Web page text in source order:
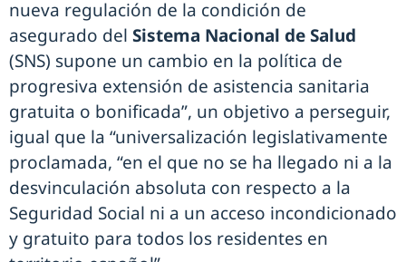
nueva regulación de la condición de
asegurado del Sistema Nacional de Salud
(SNS) supone un cambio en la política de
progresiva extensión de asistencia sanitaria
gratuita o bonificada”, un objetivo a perseguir,
igual que la “universalización legislativamente
proclamada, “en el que no se ha llegado ni a la
desvinculación absoluta con respecto a la
Seguridad Social ni a un acceso incondicionado
y gratuito para todos los residentes en